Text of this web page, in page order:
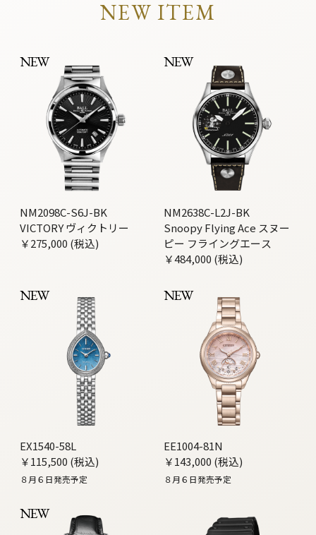
NEW ITEM
NEW
NM2098C-S6J-BK
VICTORY ヴィクトリー
￥275,000 (税込)
NEW
NM2638C-L2J-BK
Snoopy Flying Ace スヌー
ピー フライングエース
￥484,000 (税込)
NEW
EX1540-58L
￥115,500 (税込)
８月６日発売予定
NEW
EE1004-81N
￥143,000 (税込)
８月６日発売予定
NEW